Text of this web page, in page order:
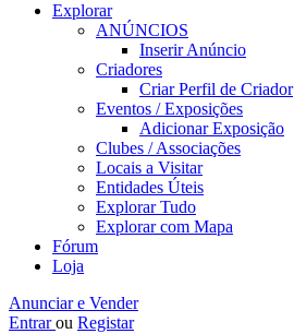
Explorar
ANÚNCIOS
Inserir Anúncio
Criadores
Criar Perfil de Criador
Eventos / Exposições
Adicionar Exposição
Clubes / Associações
Locais a Visitar
Entidades Úteis
Explorar Tudo
Explorar com Mapa
Fórum
Loja
Anunciar e Vender
Entrarou Registar